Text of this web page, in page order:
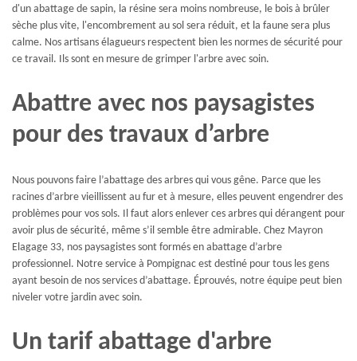
d'un abattage de sapin, la résine sera moins nombreuse, le bois à brûler
sèche plus vite, l'encombrement au sol sera réduit, et la faune sera plus
calme. Nos artisans élagueurs respectent bien les normes de sécurité pour
ce travail. Ils sont en mesure de grimper l'arbre avec soin.
Abattre avec nos paysagistes
pour des travaux d’arbre
Nous pouvons faire l’abattage des arbres qui vous gêne. Parce que les
racines d’arbre vieillissent au fur et à mesure, elles peuvent engendrer des
problèmes pour vos sols. Il faut alors enlever ces arbres qui dérangent pour
avoir plus de sécurité, même s’il semble être admirable. Chez Mayron
Elagage 33, nos paysagistes sont formés en abattage d’arbre
professionnel. Notre service à Pompignac est destiné pour tous les gens
ayant besoin de nos services d’abattage. Éprouvés, notre équipe peut bien
niveler votre jardin avec soin.
Un tarif abattage d'arbre